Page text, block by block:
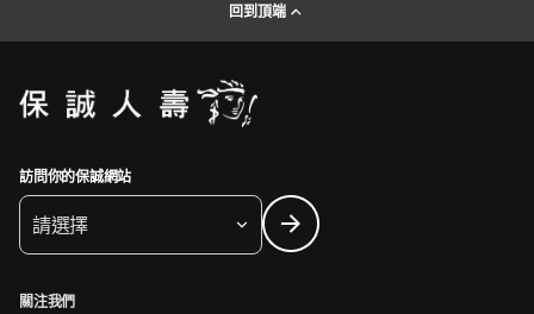
回到頂端
訪問你的保誠網站
請選擇
關注我們